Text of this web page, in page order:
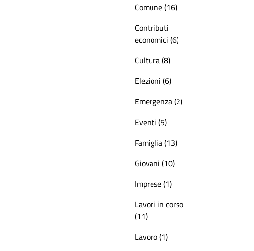
Comune (16)
Contributi
economici (6)
Cultura (8)
Elezioni (6)
Emergenza (2)
Eventi (5)
Famiglia (13)
Giovani (10)
Imprese (1)
Lavori in corso
(11)
Lavoro (1)